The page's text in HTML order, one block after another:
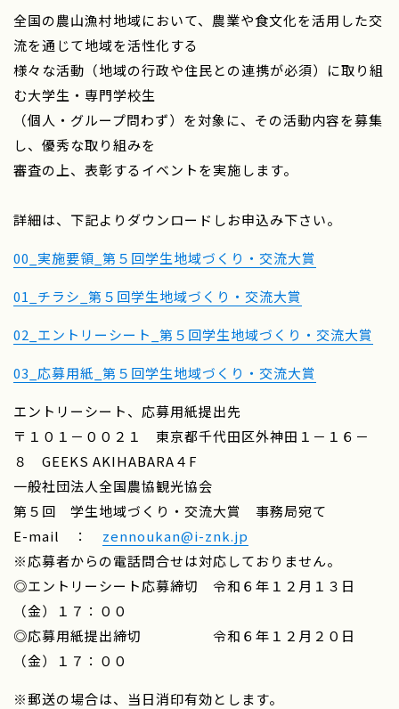
全国の農山漁村地域において、農業や食文化を活用した交
流を通じて地域を活性化する
様々な活動（地域の行政や住民との連携が必須）に取り組
む大学生・専門学校生
（個人・グループ問わず）を対象に、その活動内容を募集
し、優秀な取り組みを
審査の上、表彰するイベントを実施します。
詳細は、下記よりダウンロードしお申込み下さい。
00_実施要領_第５回学生地域づくり・交流大賞
01_チラシ_第５回学生地域づくり・交流大賞
02_エントリーシート_第５回学生地域づくり・交流大賞
03_応募用紙_第５回学生地域づくり・交流大賞
エントリーシート、応募用紙提出先
〒１０１－００２１ 東京都千代田区外神田１－１６－
８ GEEKS AKIHABARA４F
一般社団法人全国農協観光協会
第５回 学生地域づくり・交流大賞 事務局宛て
E-mail ： zennoukan@i-znk.jp
※応募者からの電話問合せは対応しておりません。
◎エントリーシート応募締切 令和６年１２月１３日
（金）１７：００
◎応募用紙提出締切 令和６年１２月２０日
（金）１７：００
※郵送の場合は、当日消印有効とします。